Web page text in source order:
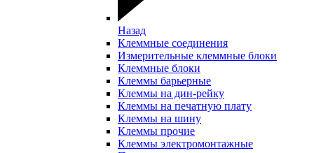
Назад
Клеммные соединения
Измерительные клеммные блоки
Клеммные блоки
Клеммы барьерные
Клеммы на дин-рейку
Клеммы на печатную плату
Клеммы на шину
Клеммы прочие
Клеммы электромонтажные